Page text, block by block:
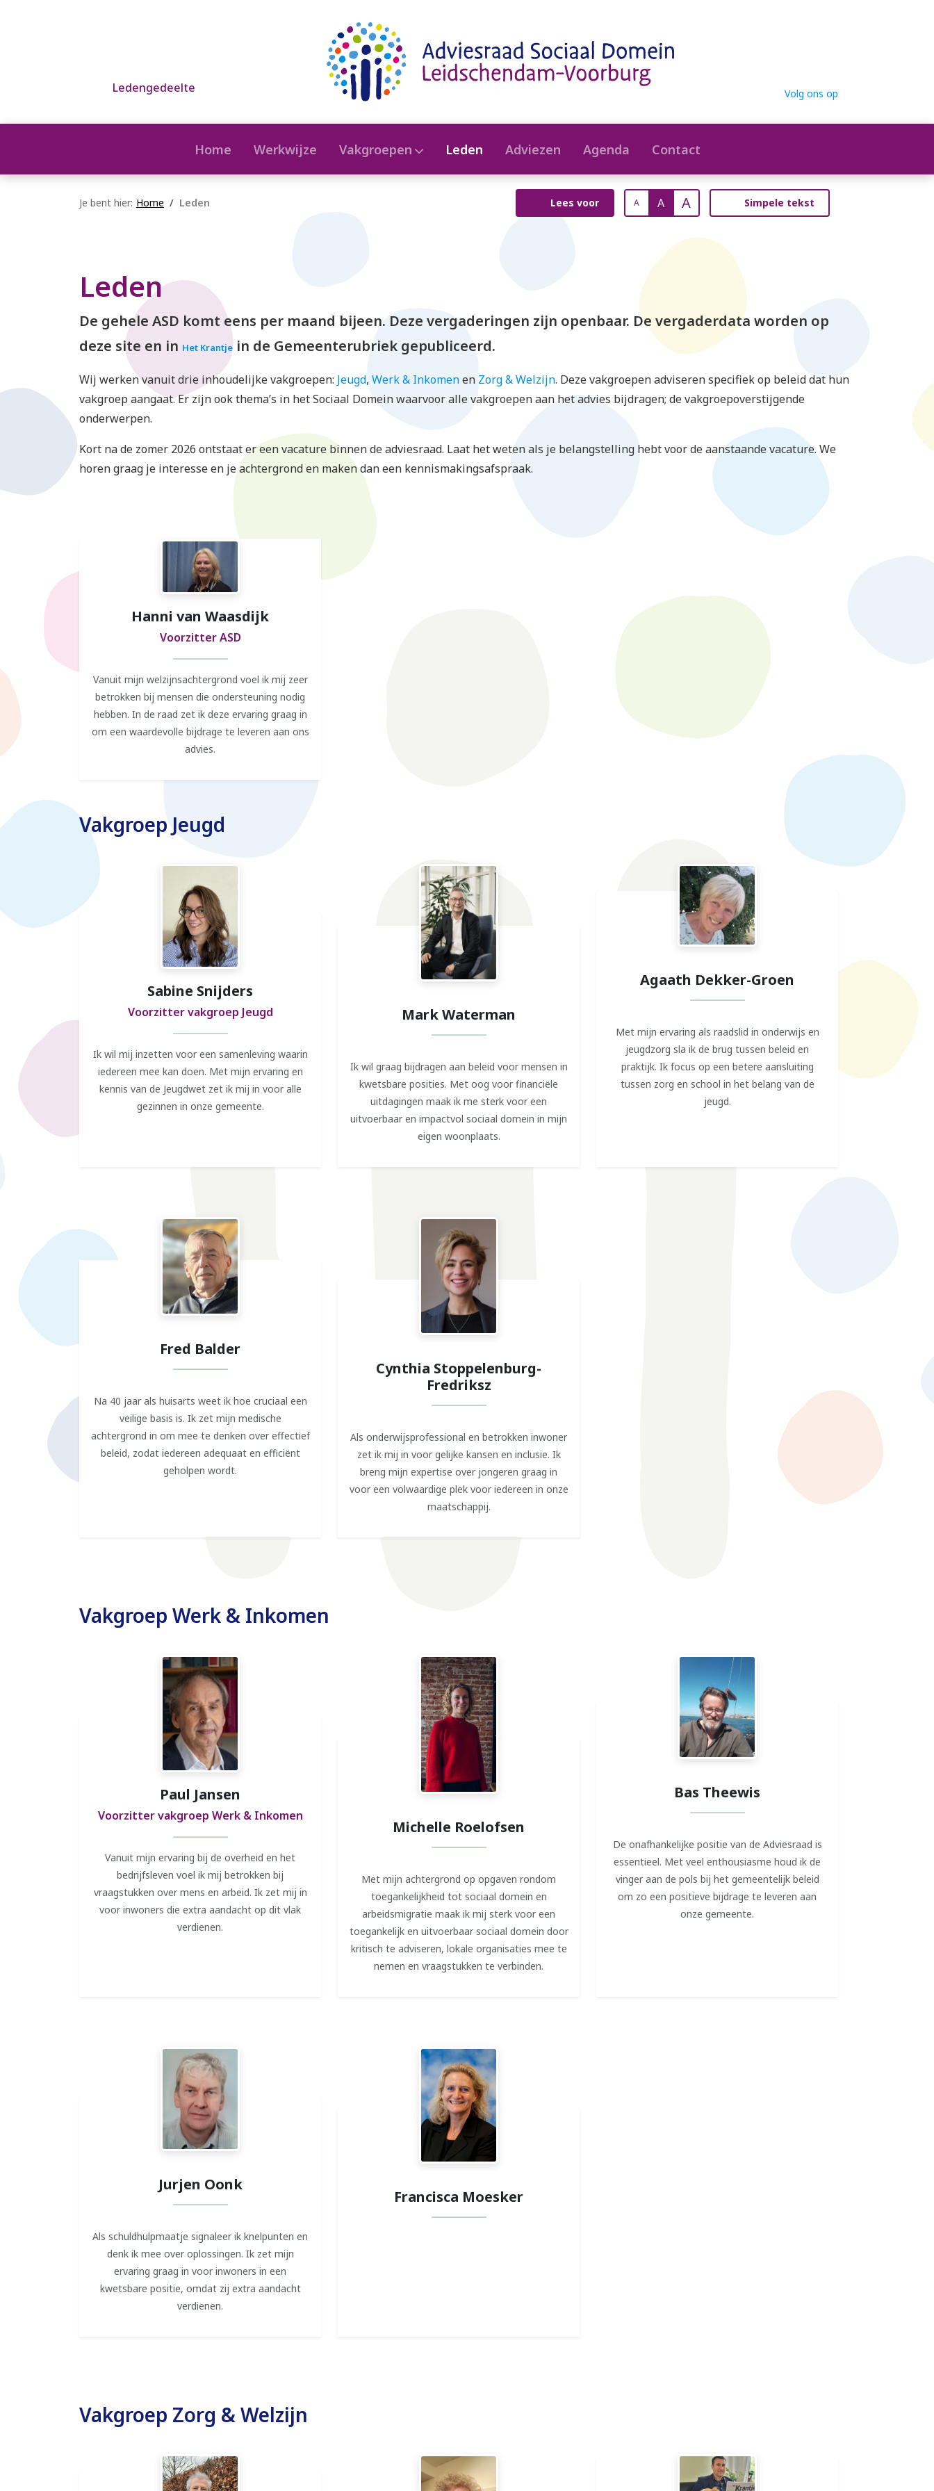
Ledengedeelte Volg ons op
Home Werkwijze Vakgroepen Leden Adviezen Agenda Contact
Je bent hier: Home Leden Lees voor A A A Simpele tekst
Leden
De gehele ASD komt eens per maand bijeen. Deze vergaderingen zijn openbaar. De vergaderdata worden op
deze site en in Het Krantje in de Gemeenterubriek gepubliceerd.
Wij werken vanuit drie inhoudelijke vakgroepen: Jeugd, Werk & Inkomenen Zorg & Welzijn. Deze vakgroepen adviseren specifiek op beleid dat hun
vakgroep aangaat. Er zijn ook thema’s in het Sociaal Domein waarvoor alle vakgroepen aan het advies bijdragen; de vakgroepoverstijgende
onderwerpen.
Kort na de zomer 2026 ontstaat er een vacature binnen de adviesraad. Laat het weten als je belangstelling hebt voor de aanstaande vacature. We
horen graag je interesse en je achtergrond en maken dan een kennismakingsafspraak.
Hanni van Waasdijk
Voorzitter ASD
Vanuit mijn welzijnsachtergrond voel ik mij zeer
betrokken bij mensen die ondersteuning nodig
hebben. In de raad zet ik deze ervaring graag in
om een waardevolle bijdrage te leveren aan ons
advies.
Vakgroep Jeugd
Sabine Snijders
Voorzitter vakgroep Jeugd
Ik wil mij inzetten voor een samenleving waarin
iedereen mee kan doen. Met mijn ervaring en
kennis van de Jeugdwet zet ik mij in voor alle
gezinnen in onze gemeente.
Mark Waterman
Ik wil graag bijdragen aan beleid voor mensen in
kwetsbare posities. Met oog voor financiële
uitdagingen maak ik me sterk voor een
uitvoerbaar en impactvol sociaal domein in mijn
eigen woonplaats.
Agaath Dekker-Groen
Met mijn ervaring als raadslid in onderwijs en
jeugdzorg sla ik de brug tussen beleid en
praktijk. Ik focus op een betere aansluiting
tussen zorg en school in het belang van de
jeugd.
Fred Balder
Na 40 jaar als huisarts weet ik hoe cruciaal een
veilige basis is. Ik zet mijn medische
achtergrond in om mee te denken over effectief
beleid, zodat iedereen adequaat en efficiënt
geholpen wordt.
Cynthia Stoppelenburg-
Fredriksz
Als onderwijsprofessional en betrokken inwoner
zet ik mij in voor gelijke kansen en inclusie. Ik
breng mijn expertise over jongeren graag in
voor een volwaardige plek voor iedereen in onze
maatschappij.
Vakgroep Werk & Inkomen
Paul Jansen
Voorzitter vakgroep Werk & Inkomen
Vanuit mijn ervaring bij de overheid en het
bedrijfsleven voel ik mij betrokken bij
vraagstukken over mens en arbeid. Ik zet mij in
voor inwoners die extra aandacht op dit vlak
verdienen.
Michelle Roelofsen
Met mijn achtergrond op opgaven rondom
toegankelijkheid tot sociaal domein en
arbeidsmigratie maak ik mij sterk voor een
toegankelijk en uitvoerbaar sociaal domein door
kritisch te adviseren, lokale organisaties mee te
nemen en vraagstukken te verbinden.
Bas Theewis
De onafhankelijke positie van de Adviesraad is
essentieel. Met veel enthousiasme houd ik de
vinger aan de pols bij het gemeentelijk beleid
om zo een positieve bijdrage te leveren aan
onze gemeente.
Jurjen Oonk
Als schuldhulpmaatje signaleer ik knelpunten en
denk ik mee over oplossingen. Ik zet mijn
ervaring graag in voor inwoners in een
kwetsbare positie, omdat zij extra aandacht
verdienen.
Francisca Moesker
Vakgroep Zorg & Welzijn